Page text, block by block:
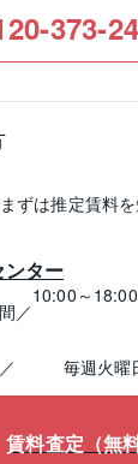
373-
ずは推定賃料
ンター
／
10:00～18:00
毎週火曜
賃料査定（無料